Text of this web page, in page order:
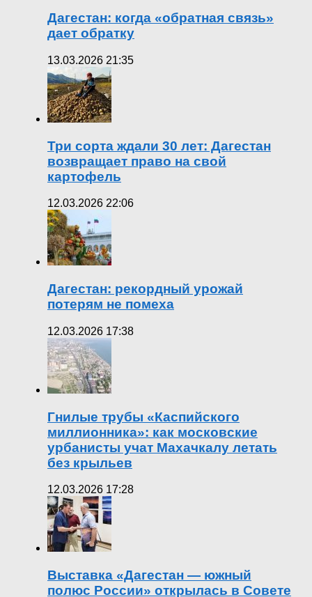
Дагестан: когда «обратная связь»
дает обратку
13.03.2026 21:35
Три сорта ждали 30 лет: Дагестан
возвращает право на свой
картофель
12.03.2026 22:06
Дагестан: рекордный урожай
потерям не помеха
12.03.2026 17:38
Гнилые трубы «Каспийского
миллионника»: как московские
урбанисты учат Махачкалу летать
без крыльев
12.03.2026 17:28
Выставка «Дагестан — южный
полюс России» открылась в Совете